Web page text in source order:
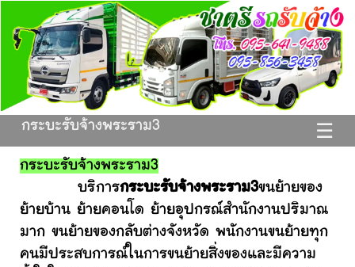
☰
กระบะรับจ้างพระราม3
กระบะรับจ้างพระราม3
บริการกระบะรับจ้างพระราม3ขนย้ายของ
ย้ายบ้าน ย้ายคอนโด ย้ายอุปกรณ์สำนักงานปริมาณ
มาก ขนย้ายของกลับต่างจังหวัด พนักงานขนย้ายทุก
คนมีประสบการณ์ในการขนย้ายสิ่งของและมีความ